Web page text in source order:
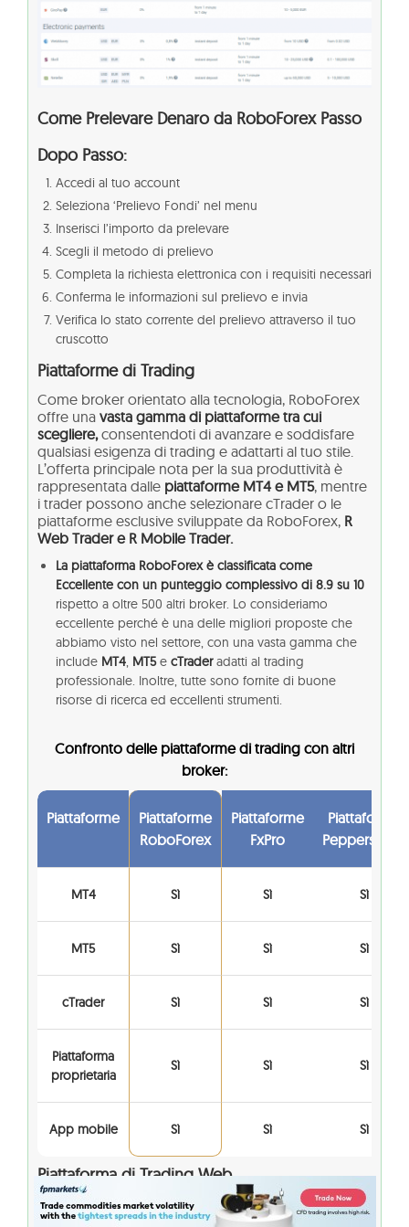
Come Prelevare Denaro da RoboForex Passo
Dopo Passo:
Accedi al tuo account
Seleziona ‘Prelievo Fondi’ nel menu
Inserisci l’importo da prelevare
Scegli il metodo di prelievo
Completa la richiesta elettronica con i requisiti necessari
Conferma le informazioni sul prelievo e invia
Verifica lo stato corrente del prelievo attraverso il tuo
cruscotto
Piattaforme di Trading
Come broker orientato alla tecnologia, RoboForex
offre una vasta gamma di piattaforme tra cui
scegliere,consentendoti di avanzare e soddisfare
qualsiasi esigenza di trading e adattarti al tuo stile.
L’offerta principale nota per la sua produttività è
rappresentata dalle piattaforme MT4 e MT5, mentre
i trader possono anche selezionare cTrader o le
piattaforme esclusive sviluppate da RoboForex, R
Web Trader e R Mobile Trader.
La piattaforma RoboForex è classificata come
Eccellente con un punteggio complessivo di 8.9 su 10
rispetto a oltre 500 altri broker. Lo consideriamo
eccellente perché è una delle migliori proposte che
abbiamo visto nel settore, con una vasta gamma che
include MT4 MT5e cTraderadatti al trading
professionale. Inoltre, tutte sono fornite di buone
risorse di ricerca ed eccellenti strumenti.
Confronto delle piattaforme di trading con altri
broker:
Piattaforme
Piattaforme
RoboForex
Piattaforme
FxPro
Piattaforme
Pepperstone
MT4 Sì Sì Sì
MT5 Sì Sì Sì
cTrader Sì Sì Sì
Piattaforma
proprietaria
Sì Sì Sì
App mobile Sì Sì Sì
Piattaforma di Trading Web
Tutte le piattaforme offerte, comprese MetaTrader
e cTrader, sono disponibili in versioni web e